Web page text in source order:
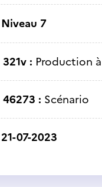
Niveau 7
321v : Production
46273 : Scénario
21-07-2023